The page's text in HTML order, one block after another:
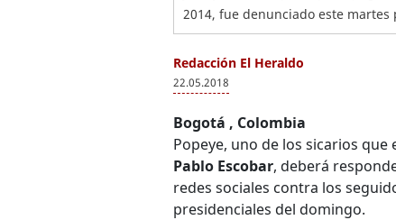
2014, fue denunciado este
Redacción El Heraldo
22.05.2018
Bogotá , Colombia
Popeye, uno de los sicarios que
Pablo Escobar, deberá
redes sociales contra los
presidenciales del domingo.